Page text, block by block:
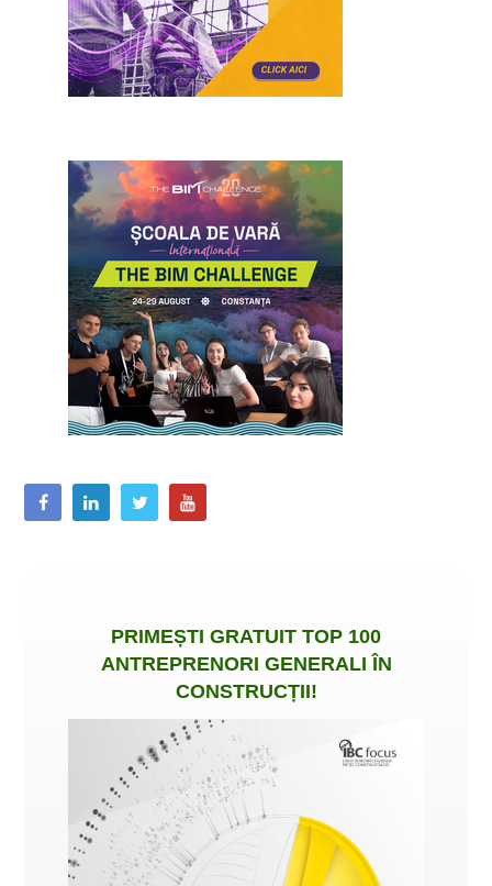
PRIMEȘTI GRATUIT TOP 100
ANTREPRENORI GENERALI ÎN
CONSTRUCȚII!